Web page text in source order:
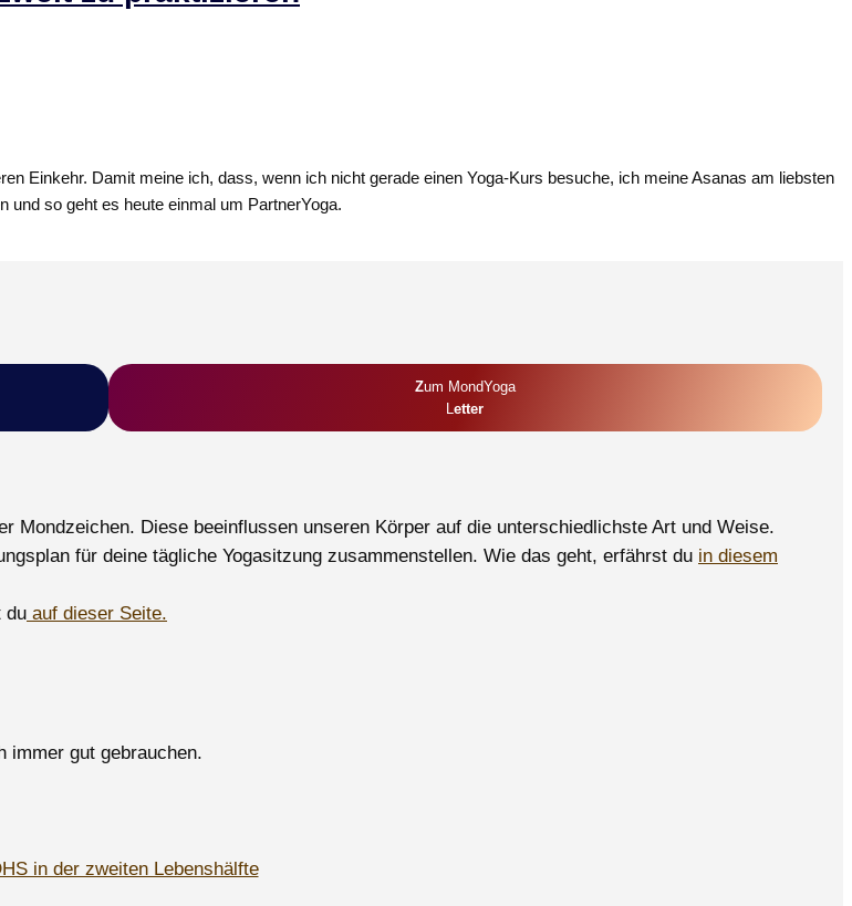
Einkehr. Damit meine ich, dass, wenn ich nicht gerade einen Yoga-Kurs besuche, ich meine Asanas am liebsten
und so geht es heute einmal um PartnerYoga.
ZUm MondYoga
LEtter
Mondzeichen. Diese beeinflussen unseren Körper auf die unterschiedlichste Art und Weise.
für deine tägliche Yogasitzung zusammenstellen. Wie das geht, erfährst du in diesem
du auf dieser Seite.
immer gut gebrauchen.